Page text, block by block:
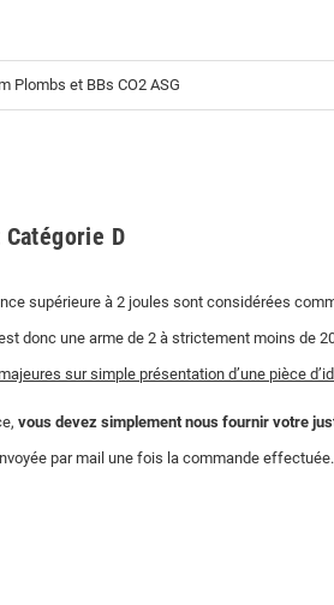
Plombs et BBs CO2 ASG
D
supérieure à 2 joules sont considérées
donc une arme de 2 à strictement moins de
sur simple présentation d’une pièce
vous devez simplement nous fournir votre
par mail une fois la commande effectuée.